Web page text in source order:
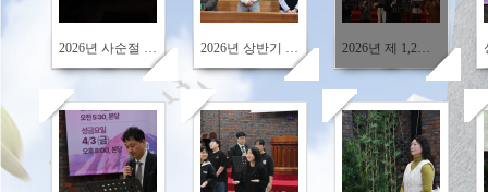
223 513 267